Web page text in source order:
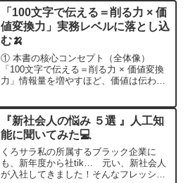
私はGPT-3.5アーキテクチャに...
「100文字で伝える＝削る力 × 価
値変換力」実務レベルに落とし込
む🍌
① 本書の核心コンセプト（全体像）
「100文字で伝える＝削る力 × 価値変換
力」情報量を増やすほど、価値は伝わら
は“思考をサボれない装置”▶ 商品プレゼ
ンでは「説明」では...
『新社会人の悩み ５選 』人工知
能に聞いてみた💻
くろサラ私の所属するブラック企業に
も、新年度から社tik… 元い、新社会人
が入社してきました！そんなフレッシュ